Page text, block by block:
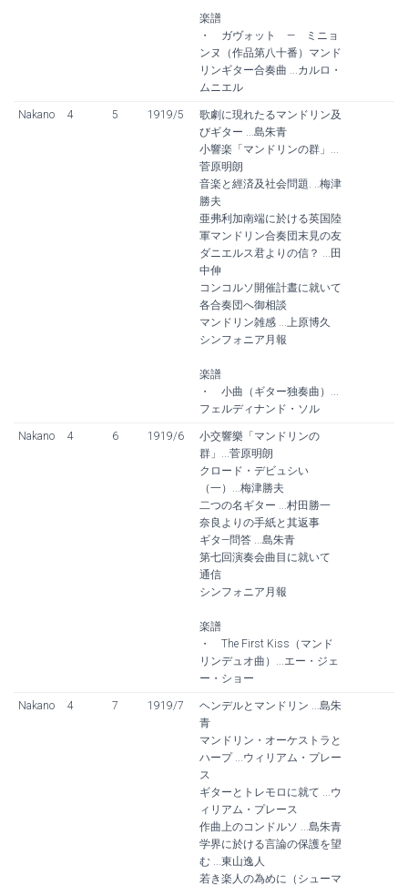
楽譜
・ ガヴォット — ミニョ
ンヌ（作品第八十番）マンド
リンギター合奏曲 ...カルロ・
ムニエル
Nakano 4 5 1919/5
歌劇に現れたるマンドリン及
びギター ...島朱青
小響楽「マンドリンの群」...
菅原明朗
音楽と經済及社会問題. ..梅津
勝夫
亜弗利加南端に於ける英国陸
軍マンドリン合奏団末見の友
ダニエルス君よりの信？ ...田
中伸
コンコルソ開催計晝に就いて
各合奏団へ御相談
マンドリン雑感 ...上原博久
シンフォニア月報
楽譜
・ 小曲（ギター独奏曲）...
フェルディナンド・ソル
Nakano 4 6 1919/6
小交響樂「マンドリンの
群」...菅原明朗
クロード・デビュシい
（一）...梅津勝夫
二つの名ギター ...村田勝一
奈良よりの手紙と其返事
ギタ—問答 ...島朱青
第七回演奏会曲目に就いて
通信
シンフォニア月報
楽譜
・ The First Kiss（マンド
リンデュオ曲）...エー・ジェ
ー・ショー
Nakano 4 7 1919/7
ヘンデルとマンドリン ...島朱
青
マンドリン・オーケストラと
ハープ ...ウィリアム・プレー
ス
ギターとトレモロに就て ...ウ
ィリアム・プレース
作曲上のコンドルソ ...島朱青
学界に於ける言論の保護を望
む ...東山逸人
若き楽人の為めに（シューマ